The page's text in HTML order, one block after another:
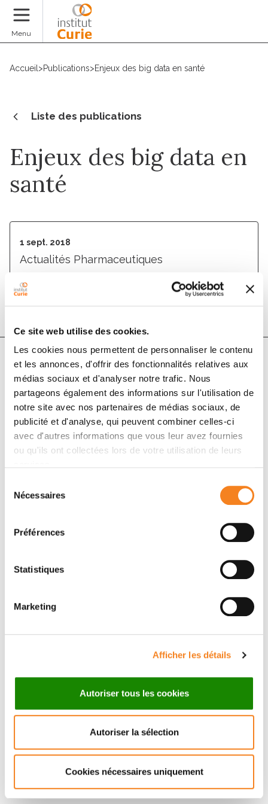
Ce site web utilise des cookies.
Les cookies nous permettent de personnaliser le contenu
et les annonces, d'offrir des fonctionnalités relatives aux
médias sociaux et d'analyser notre trafic. Nous
partageons également des informations sur l'utilisation de
notre site avec nos partenaires de médias sociaux, de
publicité et d'analyse, qui peuvent combiner celles-ci
avec d'autres informations que vous leur avez fournies
ou qu'ils ont collectées lors de votre utilisation de leurs
Nécessaires
Préférences
Statistiques
Marketing
Afficher les détails
Autoriser tous les cookies
Autoriser la sélection
Cookies nécessaires uniquement
Menu
Accueil >Publications>Enjeux des big data en santé
Liste des publications
Enjeux des big data en
santé
1 sept. 2018
Actualités Pharmaceutiques
DOI : 10.1016/j.actpha.2018.05.013
Auteurs
Timothé Cynober
Suivez l'Institut Curie
Retrouvez notre actualité sur les réseaux
sociaux et en vous inscrivant à notre newsletter.
Inscrivez-vous à la newsletter
Nous contacter